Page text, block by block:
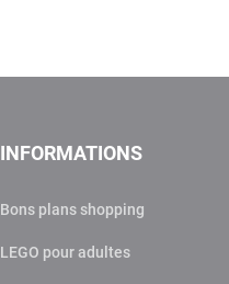
INFORMATIONS
Bons plans shopping
LEGO pour adultes